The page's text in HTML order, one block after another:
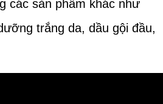
các sản phẩm khác như
trắng da, dầu gội đầu,